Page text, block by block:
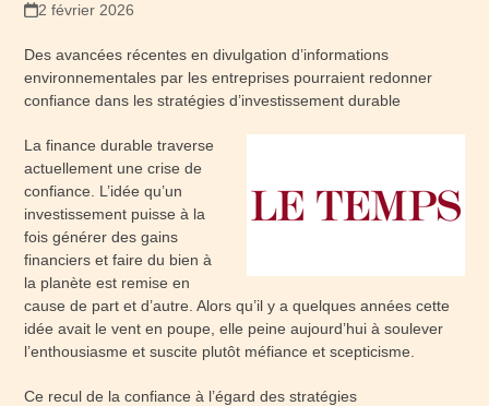
2 février 2026
Des avancées récentes en divulgation d’informations
environnementales par les entreprises pourraient redonner
confiance dans les stratégies d’investissement durable
La finance durable traverse
actuellement une crise de
confiance. L’idée qu’un
investissement puisse à la
fois générer des gains
financiers et faire du bien à
la planète est remise en
cause de part et d’autre. Alors qu’il y a quelques années cette
idée avait le vent en poupe, elle peine aujourd’hui à soulever
l’enthousiasme et suscite plutôt méfiance et scepticisme.
Ce recul de la confiance à l’égard des stratégies